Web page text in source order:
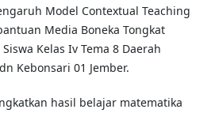
Model Contextual Teaching
Media Boneka Tongkat
Kelas Iv Tema 8 Daerah
Kebonsari 01 Jember.
hasil belajar matematika